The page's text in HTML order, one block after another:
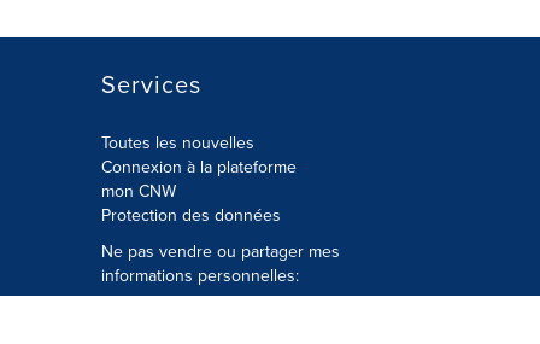
Services
Toutes les nouvelles
Connexion à la plateforme
mon CNW
Protection des données
Ne pas vendre ou partager mes
informations personnelles: